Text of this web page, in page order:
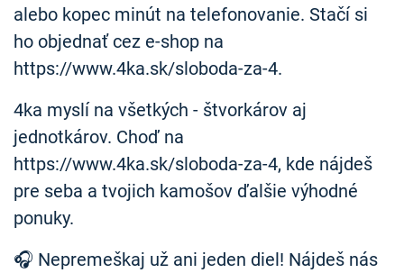
alebo kopec minút na telefonovanie. Stačí si
ho objednať cez e-shop na
https://www.4ka.sk/sloboda-za-4.
4ka myslí na všetkých - štvorkárov aj
jednotkárov. Choď na
https://www.4ka.sk/sloboda-za-4, kde nájdeš
pre seba a tvojich kamošov ďalšie výhodné
ponuky.
🎧 Nepremeškaj už ani jeden diel! Nájdeš nás